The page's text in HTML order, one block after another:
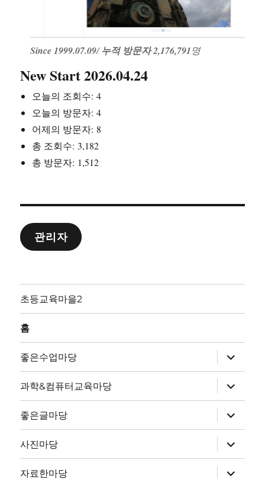
Since 1999.07.09/누적 방문자 2,176,791명
New Start 2026.04.24
오늘의 조회수:4
오늘의 방문자:4
어제의 방문자: 8
총 조회수: 3,182
총 방문자: 1,512
관리자
초등교육마을2
홈
좋은수업마당
위
메
뉴
확
장
과학&컴퓨터교육마당
위
메
뉴
확
장
좋은글마당
위
메
뉴
확
장
사진마당
위
메
뉴
자료한마당